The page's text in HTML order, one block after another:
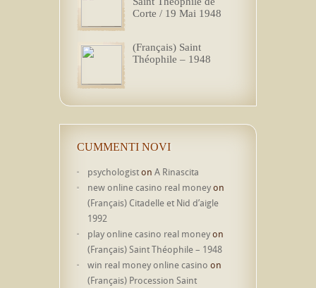
Corte / 19 Mai 1948
(Français) Saint
Théophile – 1948
CUMMENTI NOVI
psychologiston A Rinascita
new online casino real moneyon
(Français) Citadelle et Nid d’aigle
1992
play online casino real moneyon
(Français) Saint Théophile – 1948
win real money online casino on
(Français) Procession Saint